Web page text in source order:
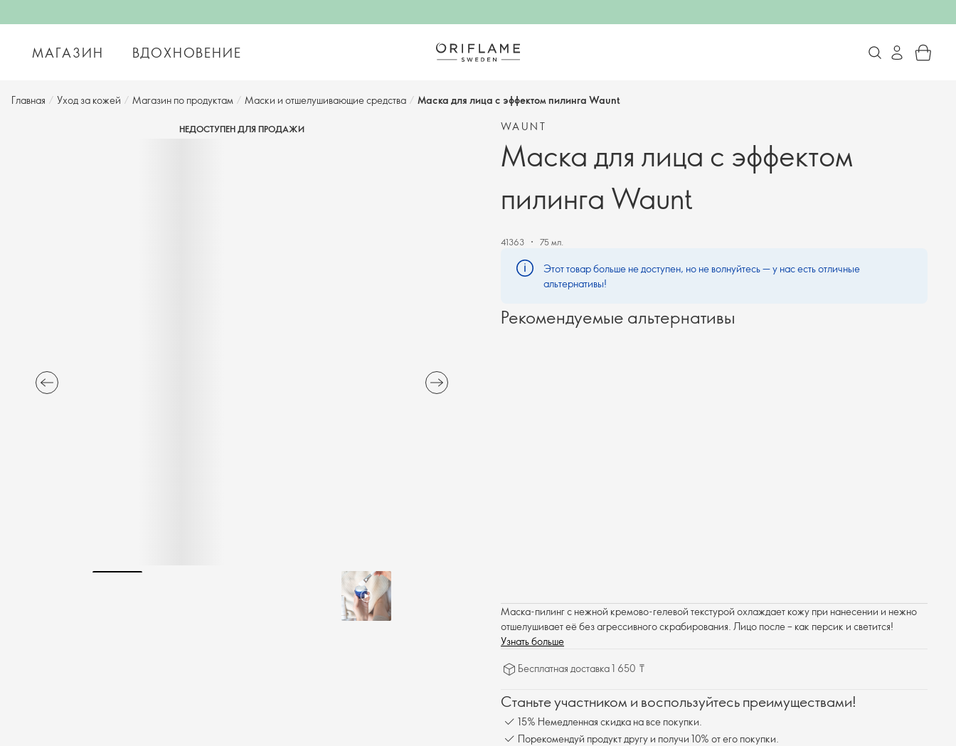
МАГАЗИН ВДОХНОВЕНИЕ
Главная / Уход за кожей / Магазин по продуктам / Маски и отшелушивающие средства / Маска для лица с эффектом пилинга Waunt
НЕДОСТУПЕН ДЛЯ ПРОДАЖИ WAUNT
Маска для лица с эффектом
пилинга Waunt
41363 75 мл.
Этот товар больше не доступен, но не волнуйтесь — у нас есть отличные
альтернативы!
Рекомендуемые альтернативы
Маска-пилинг с нежной кремово-гелевой текстурой охлаждает кожу при нанесении и нежно
отшелушивает её без агрессивного скрабирования. Лицо после – как персик и светится!
Узнать больше
Бесплатная доставка 1 650 ₸
Станьте участником и воспользуйтесь преимуществами!
15% Немедленная скидка на все покупки.
Порекомендуй продукт другу и получи 10% от его покупки.